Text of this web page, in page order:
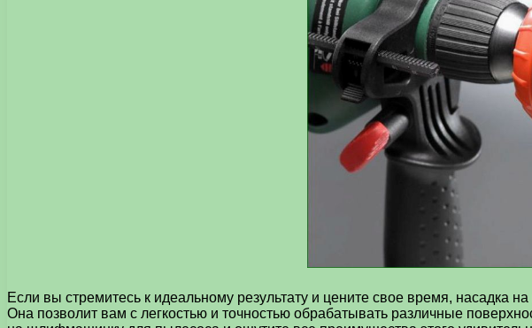
Если вы стремитесь к идеальному результату и цените свое время,
Она позволит вам с легкостью и точностью обрабатывать различные